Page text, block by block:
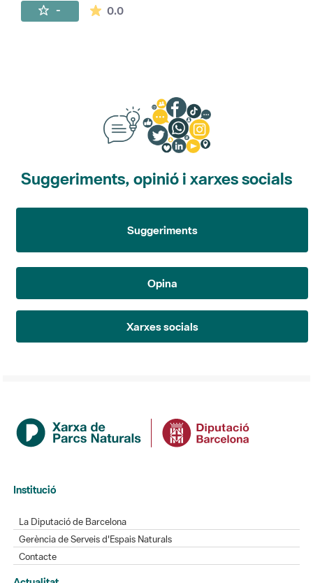
- 0.0La mitjana de les valoracions és de 0
Suggeriments, opinió i xarxes socials
Suggeriments
Opina
Xarxes socials
Institució
La Diputació de Barcelona
Gerència de Serveis d'Espais Naturals
Contacte